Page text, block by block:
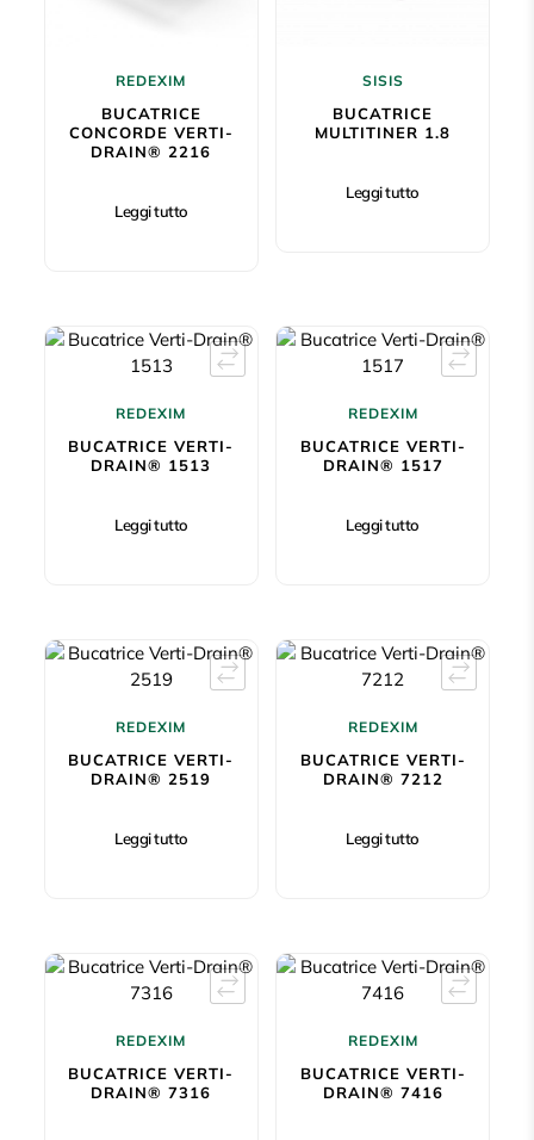
REDEXIM
BUCATRICE
CONCORDE VERTI-
DRAIN® 2216
Leggi tutto
SISIS
BUCATRICE
MULTITINER 1.8
Leggi tutto
REDEXIM
BUCATRICE VERTI-
DRAIN® 1513
Leggi tutto
REDEXIM
BUCATRICE VERTI-
DRAIN® 1517
Leggi tutto
REDEXIM
BUCATRICE VERTI-
DRAIN® 2519
Leggi tutto
REDEXIM
BUCATRICE VERTI-
DRAIN® 7212
Leggi tutto
REDEXIM
BUCATRICE VERTI-
DRAIN® 7316
REDEXIM
BUCATRICE VERTI-
DRAIN® 7416